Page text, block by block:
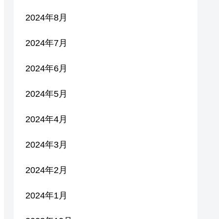
2024年8月
2024年7月
2024年6月
2024年5月
2024年4月
2024年3月
2024年2月
2024年1月